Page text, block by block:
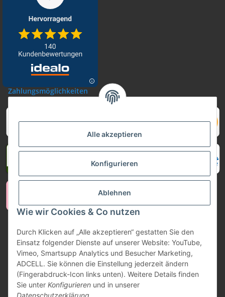
Alle akzeptieren
Konfigurieren
Ablehnen
Wie wir Cookies & Co nutzen
Durch Klicken auf „Alle akzeptieren“ gestatten Sie den
Einsatz folgender Dienste auf unserer Website: YouTube,
Vimeo, Smartsupp Analytics und Besucher Marketing,
ADCELL. Sie können die Einstellung jederzeit ändern
(Fingerabdruck-Icon links unten). Weitere Details finden
Sie unter Konfigurieren und in unserer
Datenschutzerklärung
Zahlungsmöglichkeiten
Vertrag widerrufen